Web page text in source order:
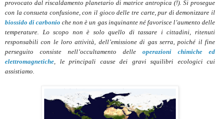
provocato dal riscaldamento planetario di matrice antropica (!). Si prosegue
con la consueta confusione, con il gioco delle tre carte, pur di demonizzare il
biossido di carbonio che non è un gas inquinante né favorisce l’aumento delle
temperature. Lo scopo non è solo quello di tassare i cittadini, ritenuti
responsabili con le loro attività, dell’emissione di gas serra, poiché il fine
perseguito consiste nell’occultamento delle operazioni chimiche ed
elettromagnetiche , le principali cause dei gravi squilibri ecologici cui
assistiamo.